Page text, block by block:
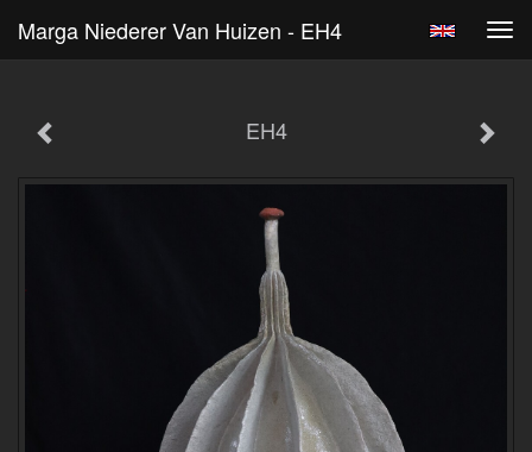
Marga Niederer Van Huizen - EH4
EH4